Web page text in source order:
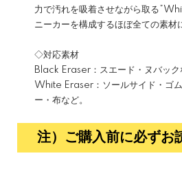
力で汚れを吸着させながら取る
ニーカーを構成するほぼ全ての素材
◇対応素材
Black Eraser：スエード・ヌバック
White Eraser：ソールサイド・ゴ
ー・布など。
注）ご購入前に必ずお